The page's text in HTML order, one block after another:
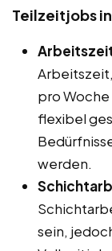
Teilzeitjobs
pro
flexibel
werden.
sein,